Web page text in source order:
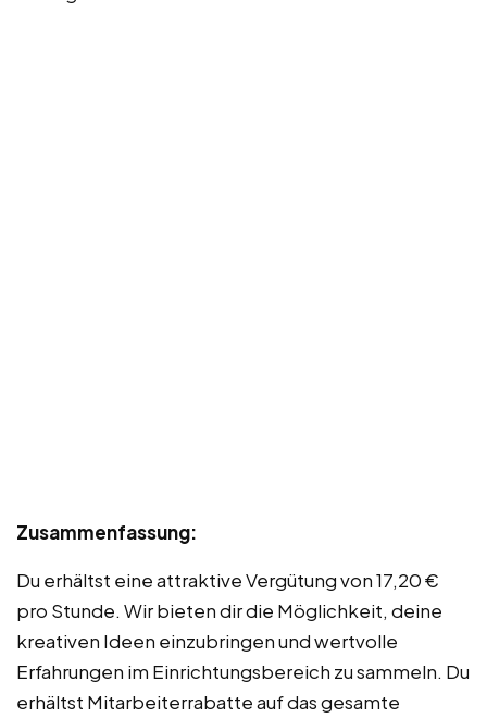
Zusammenfassung:
Du erhältst eine attraktive Vergütung von 17,20 €
pro Stunde. Wir bieten dir die Möglichkeit, deine
kreativen Ideen einzubringen und wertvolle
Erfahrungen im Einrichtungsbereich zu sammeln. Du
erhältst Mitarbeiterrabatte auf das gesamte